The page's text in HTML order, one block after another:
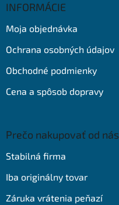
INFORMÁCIE
Moja objednávka
Ochrana osobných údajov
Obchodné podmienky
Cena a spôsob dopravy
Prečo nakupovať od nás
Stabilná firma
Iba originálny tovar
Záruka vrátenia peňazí